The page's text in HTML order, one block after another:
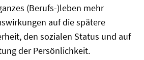
(Berufs-)leben mehr
auf die spätere
den sozialen Status und auf
der Persönlichkeit.